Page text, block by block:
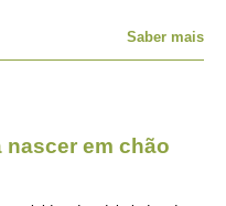
Saber mais
em chão